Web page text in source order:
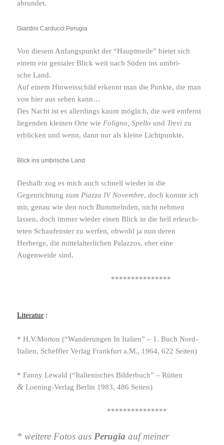
abrundet.
Giardini Carducci Perugia
Von diesem Anfangspunkt der “Hauptmeile” bietet sich
einem ein genialer Blick weit nach Süden ins umbri­
sche Land.
Auf einem Hinweisschild erkennt man die Punkte, die man
von hier aus sehen kann…
Des Nacht ist es aller­dings kaum möglich, die weit entfernt
liegenden kleinen Orte wieFoligno, Spellound Trevi zu
erbli­cken und wenn, dann nur als kleine Lichtpunkte.
Blick ins umbri­sche Land
Deshalb zog es mich auch schnell wieder in die
Gegenrichtung zumPiazzaIV Novembre, doch konnte ich
mir, genau wie den noch Bummelnden, nicht nehmen
lassen, doch immer wieder einen Blick in die hell erleuch­
teten Schaufenster zu werfen, obwohl ja nun deren
Herberge, die mittel­al­ter­li­chen Palazzos, eher eine
Augenweide sind.
***************
Literatur :
* H.V.Morton (“Wanderungen In Italien” – 1. Buch Nord-​
Italien, Scheffler Verlag Frankfurt a.M., 1964, 622 Seiten)
* Fanny Lewald (“Italienisches Bilderbuch” – Rütten
& Loening-​Verlag Berlin 1983, 486 Seiten)
***************
* weitere Fotos ausPerugia auf meiner